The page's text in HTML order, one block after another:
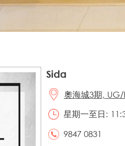
Sida
奧海城3期, UG/
星期一至日:
9847 0831